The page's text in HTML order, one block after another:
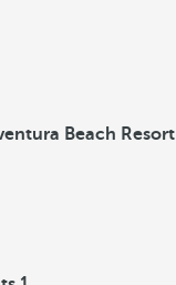
Beach Resort